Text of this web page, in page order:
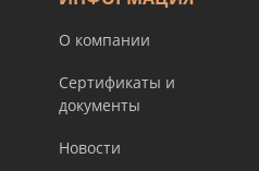
О компании
Сертификаты и
документы
Новости